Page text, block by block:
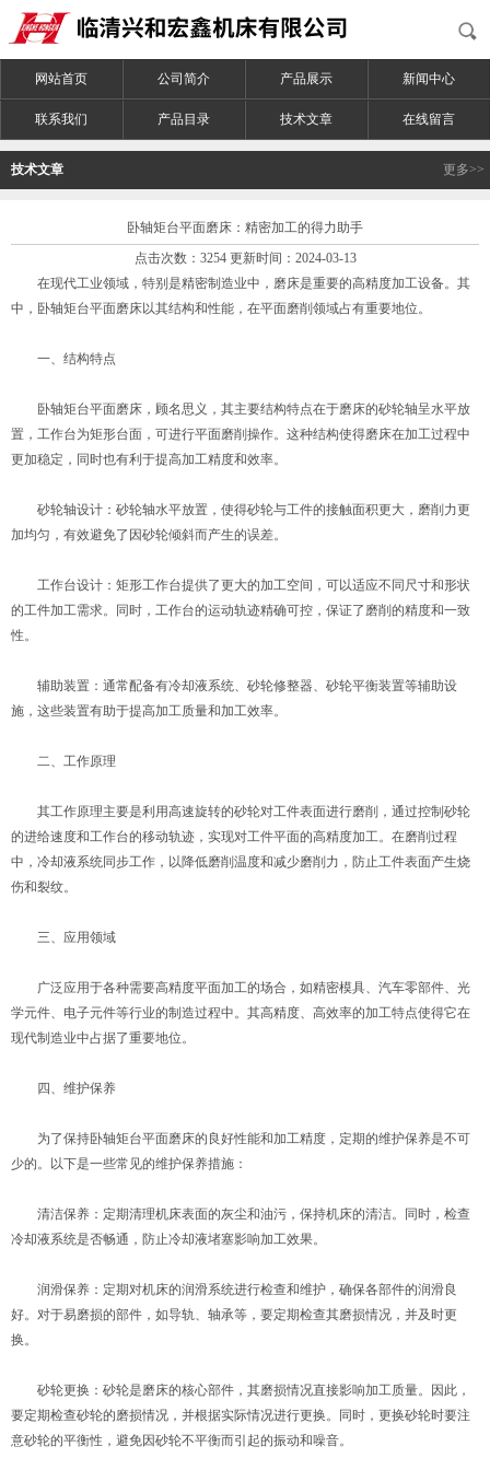
网站首页 公司简介 产品展示 新闻中心
联系我们 产品目录 技术文章 在线留言
技术文章 更多>>
卧轴矩台平面磨床：精密加工的得力助手
点击次数：3254 更新时间：2024-03-13
在现代工业领域，特别是精密制造业中，磨床是重要的高精度加工设备。其
中，卧轴矩台平面磨床以其结构和性能，在平面磨削领域占有重要地位。
一、结构特点
卧轴矩台平面磨床，顾名思义，其主要结构特点在于磨床的砂轮轴呈水平放
置，工作台为矩形台面，可进行平面磨削操作。这种结构使得磨床在加工过程中
更加稳定，同时也有利于提高加工精度和效率。
砂轮轴设计：砂轮轴水平放置，使得砂轮与工件的接触面积更大，磨削力更
加均匀，有效避免了因砂轮倾斜而产生的误差。
工作台设计：矩形工作台提供了更大的加工空间，可以适应不同尺寸和形状
的工件加工需求。同时，工作台的运动轨迹精确可控，保证了磨削的精度和一致
性。
辅助装置：通常配备有冷却液系统、砂轮修整器、砂轮平衡装置等辅助设
施，这些装置有助于提高加工质量和加工效率。
二、工作原理
其工作原理主要是利用高速旋转的砂轮对工件表面进行磨削，通过控制砂轮
的进给速度和工作台的移动轨迹，实现对工件平面的高精度加工。在磨削过程
中，冷却液系统同步工作，以降低磨削温度和减少磨削力，防止工件表面产生烧
伤和裂纹。
三、应用领域
广泛应用于各种需要高精度平面加工的场合，如精密模具、汽车零部件、光
学元件、电子元件等行业的制造过程中。其高精度、高效率的加工特点使得它在
现代制造业中占据了重要地位。
四、维护保养
为了保持卧轴矩台平面磨床的良好性能和加工精度，定期的维护保养是不可
少的。以下是一些常见的维护保养措施：
清洁保养：定期清理机床表面的灰尘和油污，保持机床的清洁。同时，检查
冷却液系统是否畅通，防止冷却液堵塞影响加工效果。
润滑保养：定期对机床的润滑系统进行检查和维护，确保各部件的润滑良
好。对于易磨损的部件，如导轨、轴承等，要定期检查其磨损情况，并及时更
换。
砂轮更换：砂轮是磨床的核心部件，其磨损情况直接影响加工质量。因此，
要定期检查砂轮的磨损情况，并根据实际情况进行更换。同时，更换砂轮时要注
意砂轮的平衡性，避免因砂轮不平衡而引起的振动和噪音。